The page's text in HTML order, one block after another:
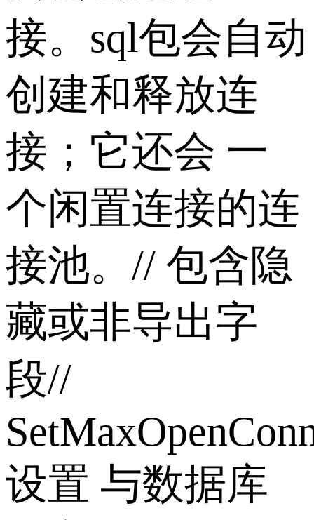
接。sql包会自动
创建和释放连
接；它还会 一
个闲置连接的连
接池。// 包含隐
藏或非导出字
段//
设置 与数据库